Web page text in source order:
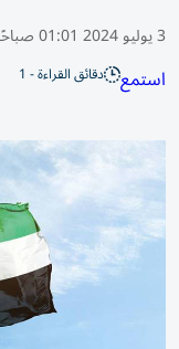
3 يوليو 2024 01:01 صباحًا
استمع دقائق القراءة - 1